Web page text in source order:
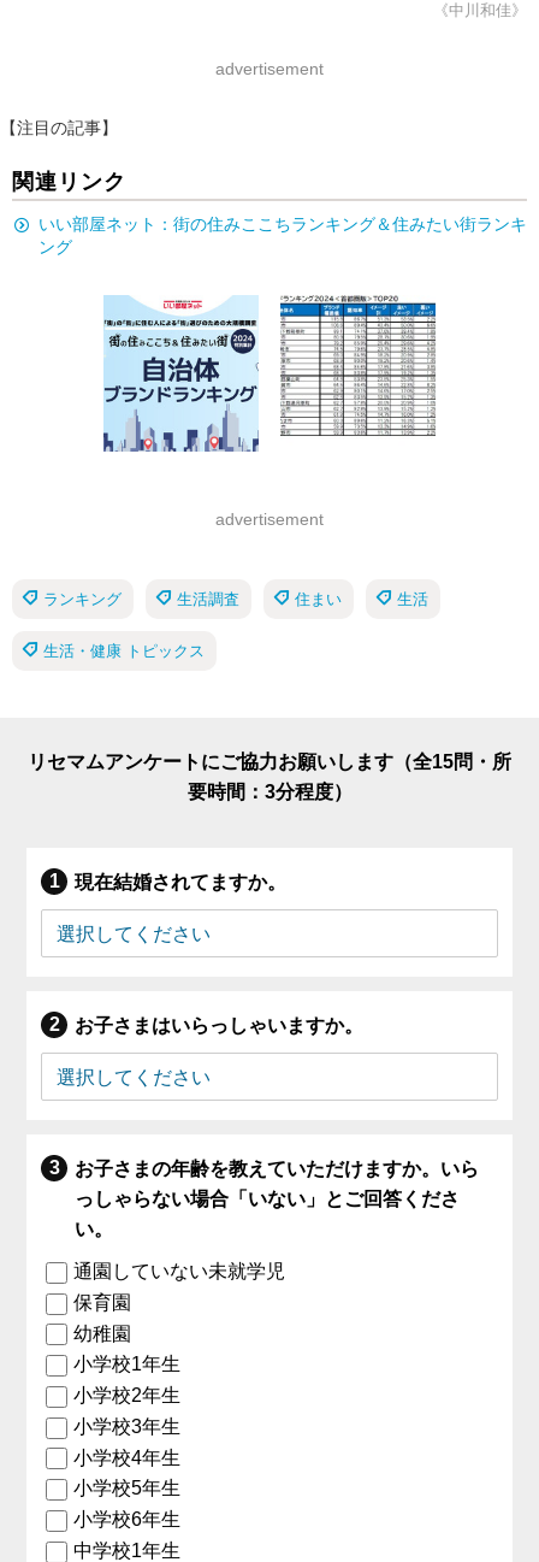
《中川和佳》
advertisement
【注目の記事】
関連リンク
いい部屋ネット：街の住みここちランキング＆住みたい街ランキ
ング
advertisement
ランキング 生活調査 住まい 生活
生活・健康 トピックス
リセマムアンケートにご協力お願いします（全15問・所
要時間：3分程度）
現在結婚されてますか。
お子さまはいらっしゃいますか。
お子さまの年齢を教えていただけますか。いら
っしゃらない場合「いない」とご回答くださ
い。
通園していない未就学児
保育園
幼稚園
小学校1年生
小学校2年生
小学校3年生
小学校4年生
小学校5年生
小学校6年生
中学校1年生